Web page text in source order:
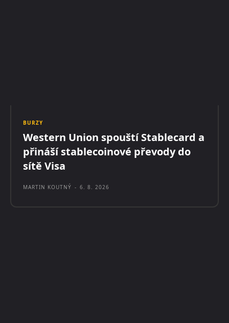
BURZY
Western Union spouští Stablecard a
přináší stablecoinové převody do
sítě Visa
MARTIN KOUTNÝ - 6. 8. 2026